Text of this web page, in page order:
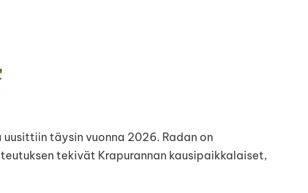
täysin vuonna 2026. Radan on
tekivät Krapurannan kausipaikkalaiset,